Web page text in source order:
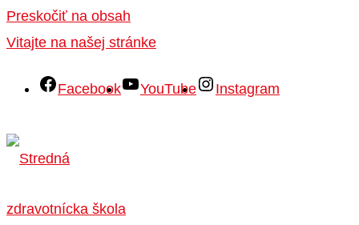
Preskočiť na obsah
Vitajte na našej stránke
Facebook YouTube Instagram